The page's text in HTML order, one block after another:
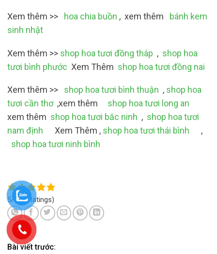
Xem thêm >> hoa chia buồn , xem thêm bánh kem
sinh nhật
Xem thêm >> shop hoa tươi đồng tháp , shop hoa
tươi bình phước Xem Thêm shop hoa tươi đồng nai
Xem thêm >> shop hoa tươi bình thuận , shop hoa
tươi cần thơ,xem thêm shop hoa tươi long an
xem thêm shop hoa tươi băc ninh , shop hoa tươi
nam định Xem Thêm , shop hoa tươi thái bình
,
shop hoa tươi ninh bình
5/5 (4 Ratings)
Bài viết trước: